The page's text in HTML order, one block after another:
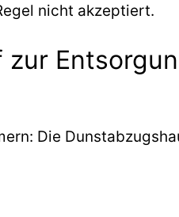
nicht akzeptiert.
Die